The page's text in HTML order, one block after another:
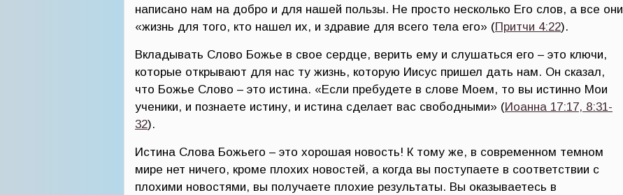
написано нам на добро и для нашей пользы. Не просто несколько Его слов, а все они
«жизнь для того, кто нашел их, и здравие для всего тела его» (Притчи 4:22).
Вкладывать Слово Божье в свое сердце, верить ему и слушаться его – это ключи,
которые открывают для нас ту жизнь, которую Иисус пришел дать нам. Он сказал,
что Божье Слово – это истина. «Если пребудете в слове Моем, то вы истинно Мои
ученики, и познаете истину, и истина сделает вас свободными» (Иоанна 17:17, 8:31-
32).
Истина Слова Божьего – это хорошая новость! К тому же, в современном темном
мире нет ничего, кроме плохих новостей, а когда вы поступаете в соответствии с
плохими новостями, вы получаете плохие результаты. Вы оказываетесь в